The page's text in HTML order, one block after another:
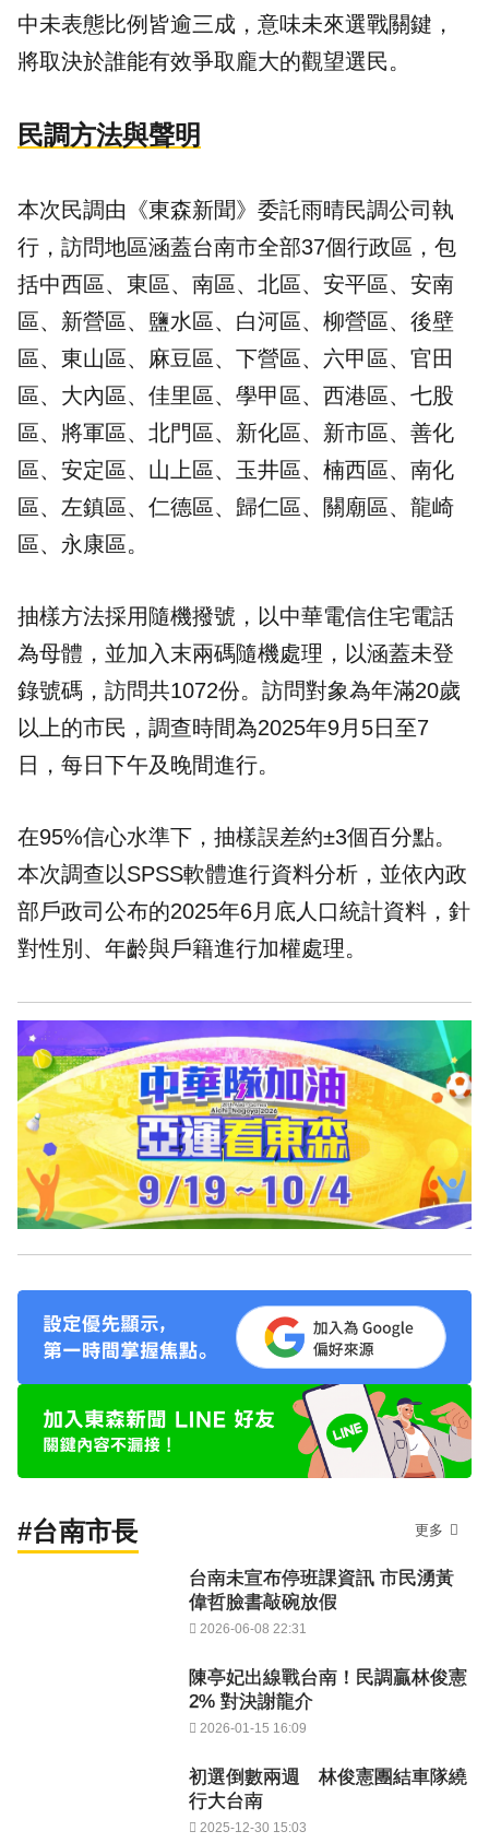
中未表態比例皆逾三成，意味未來選戰關鍵，
將取決於誰能有效爭取龐大的觀望選民。
民調方法與聲明
本次民調由《東森新聞》委託雨晴民調公司執
行，訪問地區涵蓋台南市全部37個行政區，包
括中西區、東區、南區、北區、安平區、安南
區、新營區、鹽水區、白河區、柳營區、後壁
區、東山區、麻豆區、下營區、六甲區、官田
區、大內區、佳里區、學甲區、西港區、七股
區、將軍區、北門區、新化區、新市區、善化
區、安定區、山上區、玉井區、楠西區、南化
區、左鎮區、仁德區、歸仁區、關廟區、龍崎
區、永康區。
抽樣方法採用隨機撥號，以中華電信住宅電話
為母體，並加入末兩碼隨機處理，以涵蓋未登
錄號碼，訪問共1072份。訪問對象為年滿20歲
以上的市民，調查時間為2025年9月5日至7
日，每日下午及晚間進行。
在95%信心水準下，抽樣誤差約±3個百分點。
本次調查以SPSS軟體進行資料分析，並依內政
部戶政司公布的2025年6月底人口統計資料，針
對性別、年齡與戶籍進行加權處理。
#台南市長 更多
台南未宣布停班課資訊 市民湧黃
偉哲臉書敲碗放假
2026-06-08 22:31
陳亭妃出線戰台南！民調贏林俊憲
2% 對決謝龍介
2026-01-15 16:09
初選倒數兩週 林俊憲團結車隊繞
行大台南
2025-12-30 15:03